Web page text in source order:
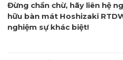
Đừng chần chừ, hãy liên hệ
hữu bàn mát Hoshizaki
nghiệm sự khác biệt!